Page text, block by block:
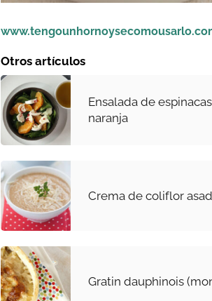
Otros artículos
Ensalada de
naranja
Crema de coliflor
Gratin dauphinois